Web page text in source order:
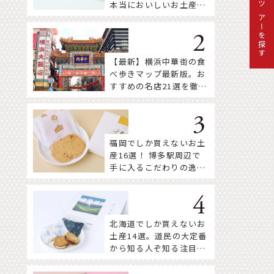
本当においしいお土産18
【最新】横浜中華街の食
べ歩きマップ最新版。お
すすめの名店21選を徹底
福岡でしか買えないお土
産16選！ 博多駅周辺で
手に入るこだわりの逸品
北海道でしか買えないお
土産14選。道民の大定番
から知る人ぞ知る注目株
ツアーを探す